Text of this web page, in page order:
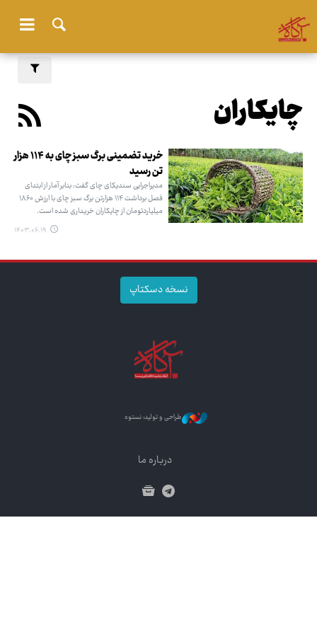
چایکاران
خرید تضمینی برگ سبز چای به ۱۱۴ هزار
تن رسید
مدیراجرایی سندیکای چای گفت: بنابر آمار از ابتدای
فصل برداشت ۱۱۴ هزارتن برگ سبز چای با ارزش ۱۸۶۰
میلیاردتومان از چایکاران خریداری شده است.
۱۴۰۳.۰۶.۱۹
نسخه دسکتاپ
طراحی و تولید: نستوه
درباره ما